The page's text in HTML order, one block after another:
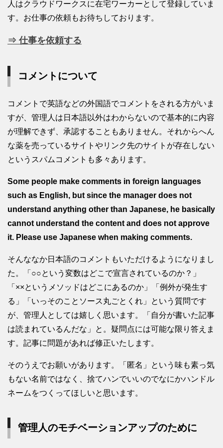
人はクラウドワークスに在宅ワーカーとして登録していま
す。お仕事の依頼もお待ちしております。
⇒ 仕事を依頼する
コメントについて
コメントで英語などの外国語でコメントをされる方がいま
すが、管理人は日本語以外はわからないので基本的に内容
が理解できず、承認することもありません。それからへん
な薬を売っているサイトやリンク先のサイトが存在しない
というスパムコメントも多々あります。
Some people make comments in foreign languages
such as English, but since the manager does not
understand anything other than Japanese, he basically
cannot understand the content and does not approve
it. Please use Japanese when making comments.
そんななか日本語のコメントもいただけるようになりまし
た。「○○という変数はどこで宣言されているのか？」
「××というメソッドはどこにあるのか」「例外が発生す
る」「いっそのことソース丸ごとくれ」という質問です
が、管理人としては嬉しく思います。「自分が書いた記事
は読まれているんだな」と。疑問点には可能な限り答えま
す。記事に問題があれば修正いたします。
そのうえでお願いがあります。「匿名」という味も素っ気
もない名前ではなく、捨てハンでいいのでなにかハンドル
ネームをつくってほしいと思います。
管理人のモチベーションアップのために